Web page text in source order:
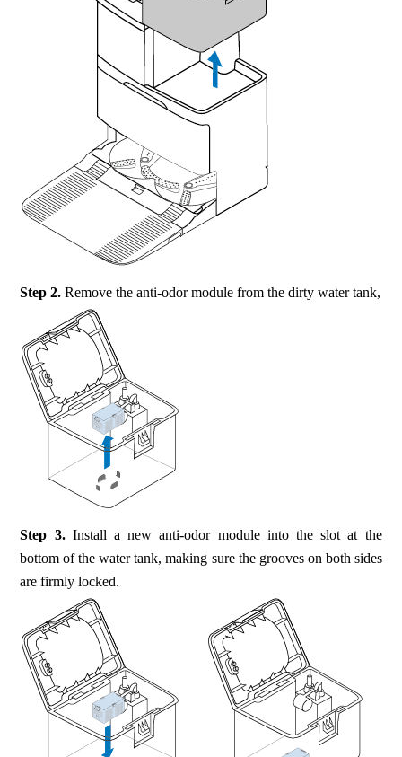
Step 2. Remove the anti-odor module from the dirty water tank,
Step 3. Install a new anti-odor module into the slot at the
bottom of the water tank, making sure the grooves on both sides
are firmly locked.